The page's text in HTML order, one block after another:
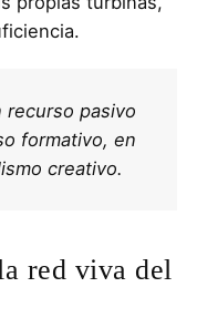
recurso pasivo
formativo, en
creativo.
red viva del